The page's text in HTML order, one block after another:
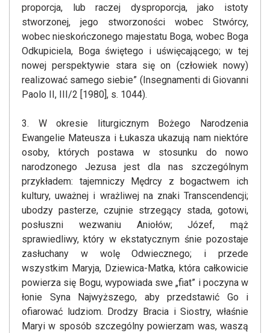
proporcja, lub raczej dysproporcja, jako istoty
stworzonej, jego stworzoności wobec Stwórcy,
wobec nieskończonego majestatu Boga, wobec Boga
Odkupiciela, Boga świętego i uświęcającego; w tej
nowej perspektywie stara się on (człowiek nowy)
realizować samego siebie” (Insegnamenti di Giovanni
Paolo II, III/2 [1980], s. 1044).
3. W okresie liturgicznym Bożego Narodzenia
Ewangelie Mateusza i Łukasza ukazują nam niektóre
osoby, których postawa w stosunku do nowo
narodzonego Jezusa jest dla nas szczególnym
przykładem: tajemniczy Mędrcy z bogactwem ich
kultury, uważnej i wrażliwej na znaki Transcendencji;
ubodzy pasterze, czujnie strzegący stada, gotowi,
posłuszni wezwaniu Aniołów; Józef, mąż
sprawiedliwy, który w ekstatycznym śnie pozostaje
zasłuchany w wolę Odwiecznego; i przede
wszystkim Maryja, Dziewica-Matka, która całkowicie
powierza się Bogu, wypowiada swe „fiat” i poczyna w
łonie Syna Najwyższego, aby przedstawić Go i
ofiarować ludziom. Drodzy Bracia i Siostry, właśnie
Maryi w sposób szczególny powierzam was, waszą